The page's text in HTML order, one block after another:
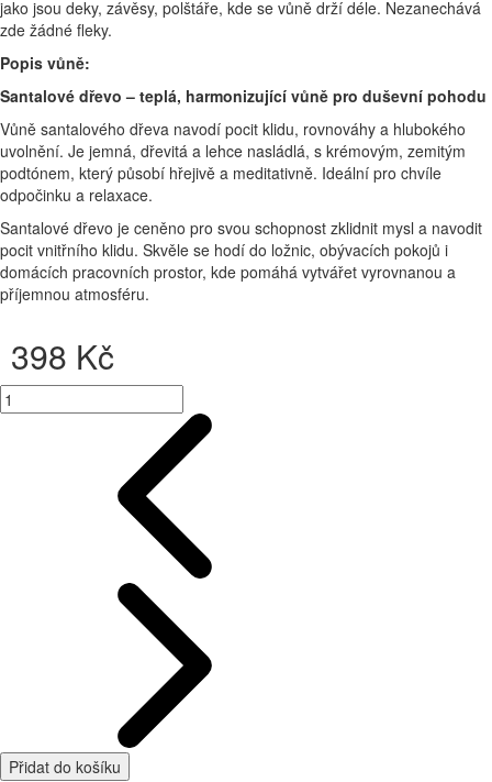
jako jsou deky, závěsy, polštáře, kde se vůně drží déle. Nezanechává
zde žádné fleky.
Popis vůně:
Santalové dřevo – teplá, harmonizující vůně pro duševní pohodu
Vůně santalového dřeva navodí pocit klidu, rovnováhy a hlubokého
uvolnění. Je jemná, dřevitá a lehce nasládlá, s krémovým, zemitým
podtónem, který působí hřejivě a meditativně. Ideální pro chvíle
odpočinku a relaxace.
Santalové dřevo je ceněno pro svou schopnost zklidnit mysl a navodit
pocit vnitřního klidu. Skvěle se hodí do ložnic, obývacích pokojů i
domácích pracovních prostor, kde pomáhá vytvářet vyrovnanou a
příjemnou atmosféru.
398 Kč
Přidat do košíku